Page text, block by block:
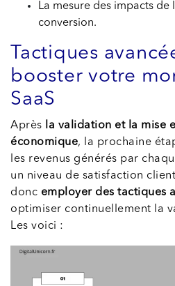
La mesure des impacts de
conversion.
Tactiques
booster votre
SaaS
Après la validation et la mise
économique, la prochaine
les revenus générés par
un niveau de satisfaction
donc employer des tactiques
optimiser continuellement la
Les voici :